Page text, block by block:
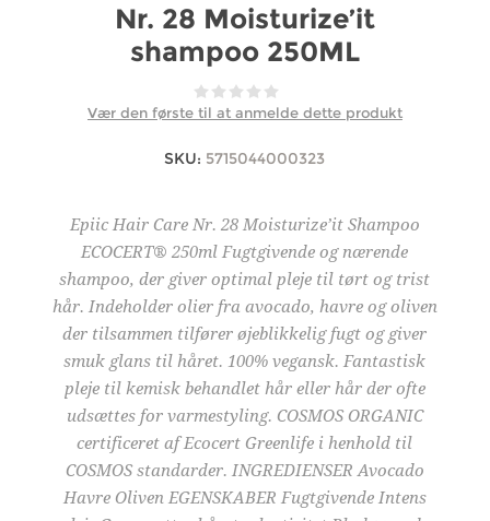
Nr. 28 Moisturize’it
shampoo 250ML
Vær den første til at anmelde dette produkt
SKU: 5715044000323
Epiic Hair Care Nr. 28 Moisturize’it Shampoo
ECOCERT® 250ml Fugtgivende og nærende
shampoo, der giver optimal pleje til tørt og trist
hår. Indeholder olier fra avocado, havre og oliven
der tilsammen tilfører øjeblikkelig fugt og giver
smuk glans til håret. 100% vegansk. Fantastisk
pleje til kemisk behandlet hår eller hår der ofte
udsættes for varmestyling. COSMOS ORGANIC
certificeret af Ecocert Greenlife i henhold til
COSMOS standarder. INGREDIENSER Avocado
Havre Oliven EGENSKABER Fugtgivende Intens